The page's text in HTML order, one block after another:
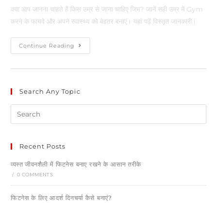
क्या आप जानना चाहते हैं किस उम्र से जाना चाहिए जिम? जानें सही उम्र में Gym
करने के फायदे और अपने स्वास्थ्य को बेहतर बनाएं। यहां पढ़ें विस्तृत जानकारी।
Continue Reading
Search Any Topic
Recent Posts
व्यस्त जीवनशैली में फिटनेस बनाए रखने के आसान तरीके
/ 0 COMMENTS
फिटनेस के लिए आदर्श दिनचर्या कैसे बनाएं?